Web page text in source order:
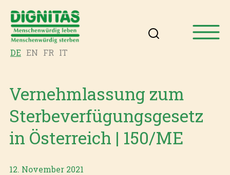
DE EN FR IT
Vernehmlassung zum
Sterbeverfügungsgesetz
in Österreich | 150/ME
12. November 2021